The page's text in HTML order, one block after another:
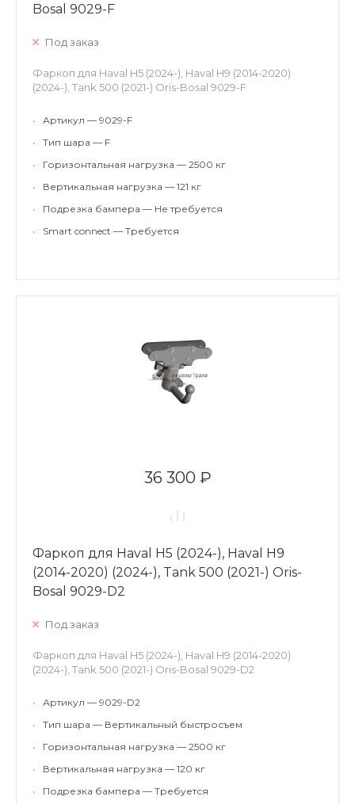
Bosal 9029-F
Под заказ
Фаркоп для Haval H5 (2024-), Haval H9 (2014-2020)
(2024-), Tank 500 (2021-) Oris-Bosal 9029-F
•
Артикул — 9029-F
•
Тип шара — F
•
Горизонтальная нагрузка — 2500 кг
•
Вертикальная нагрузка — 121 кг
•
Подрезка бампера — Не требуется
•
Smart connect — Требуется
36 300 ₽
Фаркоп для Haval H5 (2024-), Haval H9
(2014-2020) (2024-), Tank 500 (2021-) Oris-
Bosal 9029-D2
Под заказ
Фаркоп для Haval H5 (2024-), Haval H9 (2014-2020)
(2024-), Tank 500 (2021-) Oris-Bosal 9029-D2
•
Артикул — 9029-D2
•
Тип шара — Вертикальный быстросъем
•
Горизонтальная нагрузка — 2500 кг
•
Вертикальная нагрузка — 120 кг
•
Подрезка бампера — Требуется